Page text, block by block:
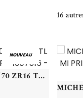
16
NOUVEAU
BRIDGESTONE - 130/70 ZR16 TL 61W BR BATTLAX S21 F - 1307016 -